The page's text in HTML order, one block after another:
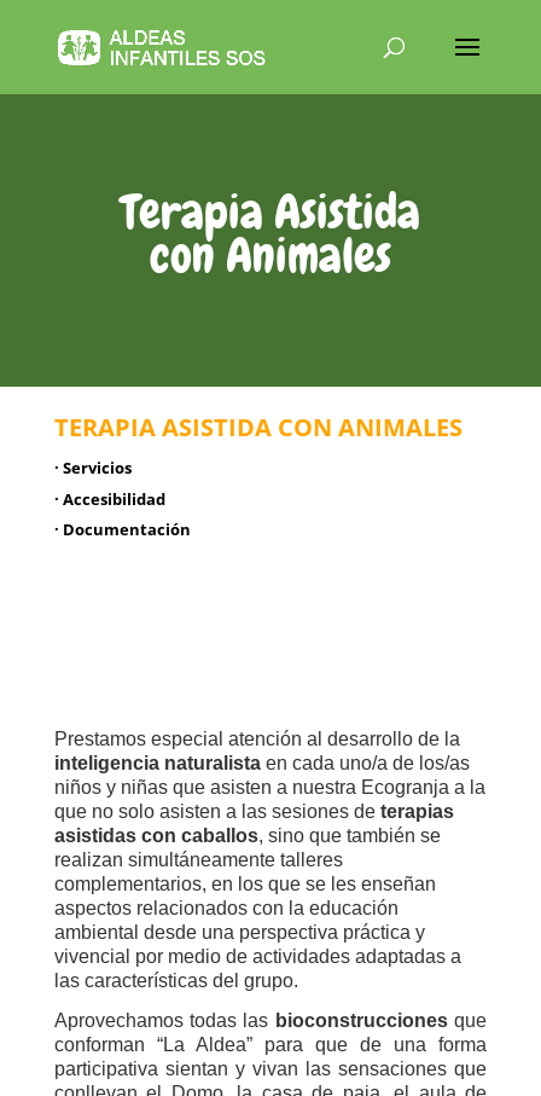
Terapia Asistida
con Animales
TERAPIA ASISTIDA CON ANIMALES
· Servicios
· Accesibilidad
· Documentación
Prestamos especial atención al desarrollo de la
inteligencia naturalistaen cada uno/a de los/as
niños y niñas que asisten a nuestra Ecogranja a la
que no solo asisten a las sesiones de terapias
asistidas con caballos, sino que también se
realizan simultáneamente talleres
complementarios, en los que se les enseñan
aspectos relacionados con la educación
ambiental desde una perspectiva práctica y
vivencial por medio de actividades adaptadas a
las características del grupo.
Aprovechamos todas las bioconstruccionesque
conforman “La Aldea” para que de una forma
participativa sientan y vivan las sensaciones que